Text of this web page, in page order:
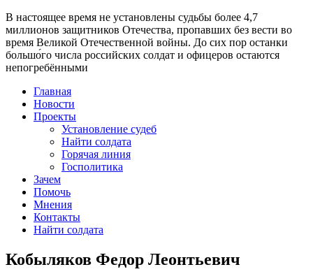
В настоящее время не установлены судьбы более 4,7
миллионов защитников Отечества, пропавших без вести во
время Великой Отечественной войны. До сих пор останки
большо́го числа российских солдат и офицеров остаются
непогребёнными
Главная
Новости
Проекты
Установление судеб
Найти солдата
Горячая линия
Госполитика
Зачем
Помочь
Мнения
Контакты
Найти солдата
Кобыляков Федор Леонтьевич